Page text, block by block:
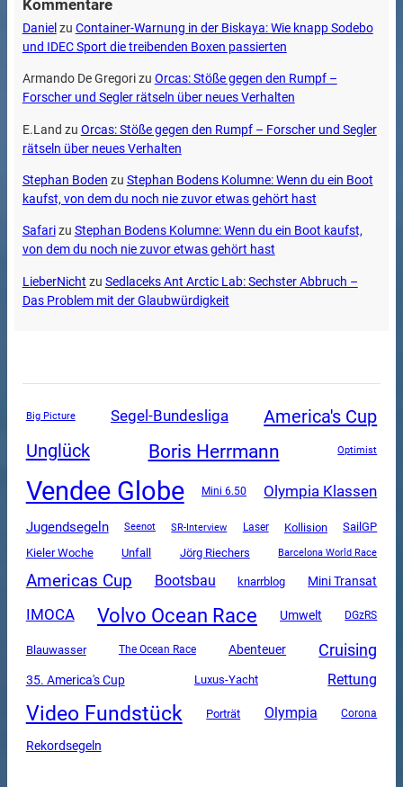
Kommentare
Daniel zu Container-Warnung in der Biskaya: Wie knapp Sodebo
und IDEC Sport die treibenden Boxen passierten
Armando De Gregorizu Orcas: Stöße gegen den Rumpf –
Forscher und Segler rätseln über neues Verhalten
E.Land zu Orcas: Stöße gegen den Rumpf – Forscher und Segler
rätseln über neues Verhalten
Stephan Boden zu Stephan Bodens Kolumne: Wenn du ein Boot
kaufst, von dem du noch nie zuvor etwas gehört hast
Safarizu Stephan Bodens Kolumne: Wenn du ein Boot kaufst,
von dem du noch nie zuvor etwas gehört hast
LieberNicht zu Sedlaceks Ant Arctic Lab: Sechster Abbruch –
Das Problem mit der Glaubwürdigkeit
Big Picture Segel-Bundesliga
America's Cup
Unglück
Boris Herrmann Optimist
Vendee Globe Mini 6.50 Olympia Klassen
Jugendsegeln Seenot SR-Interview Laser Kollision
SailGP
Kieler Woche
Unfall Jörg Riechers Barcelona World Race
Americas Cup Bootsbau knarrblog Mini Transat
IMOCA Volvo Ocean Race Umwelt DGzRS
Blauwasser The Ocean Race Abenteuer Cruising
35. America's Cup Luxus-Yacht Rettung
Video Fundstück Porträt Olympia Corona
Rekordsegeln